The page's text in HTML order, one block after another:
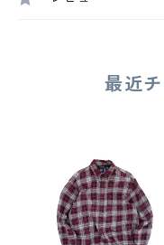
最近